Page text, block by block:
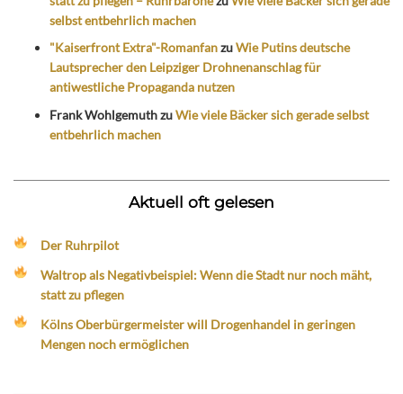
selbst entbehrlich machen
"Kaiserfront Extra"-RomanfanzuWie Putins deutsche
Lautsprecher den Leipziger Drohnenanschlag für
antiwestliche Propaganda nutzen
Frank WohlgemuthzuWie viele Bäcker sich gerade selbst
entbehrlich machen
Aktuell oft gelesen
Der Ruhrpilot
Waltrop als Negativbeispiel: Wenn die Stadt nur noch mäht,
statt zu pflegen
Kölns Oberbürgermeister will Drogenhandel in geringen
Mengen noch ermöglichen